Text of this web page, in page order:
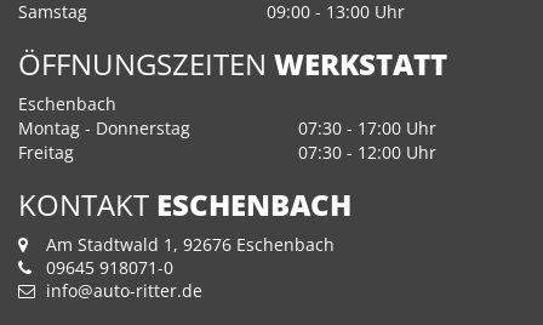
Samstag
09:00 - 13:00 Uhr
ÖFFNUNGSZEITEN WERKSTATT
Eschenbach
Montag - Donnerstag
07:30 - 17:00 Uhr
Freitag
07:30 - 12:00 Uhr
KONTAKT ESCHENBACH
Am Stadtwald 1, 92676 Eschenbach
09645 918071-0
info@auto-ritter.de